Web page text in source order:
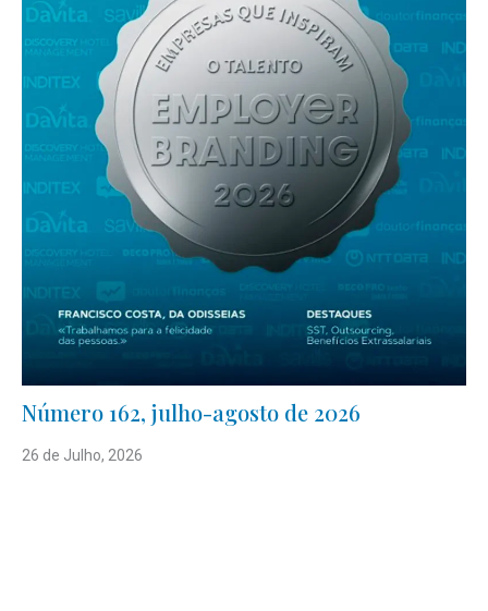
Número 162, julho-agosto de 2026
26 de Julho, 2026